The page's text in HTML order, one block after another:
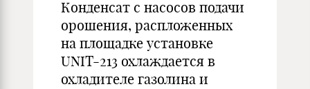
Конденсат с насосов подачи
орошения, распложенных
на площадке установке
UNIT-213 охлаждается в
охладителе газолина и